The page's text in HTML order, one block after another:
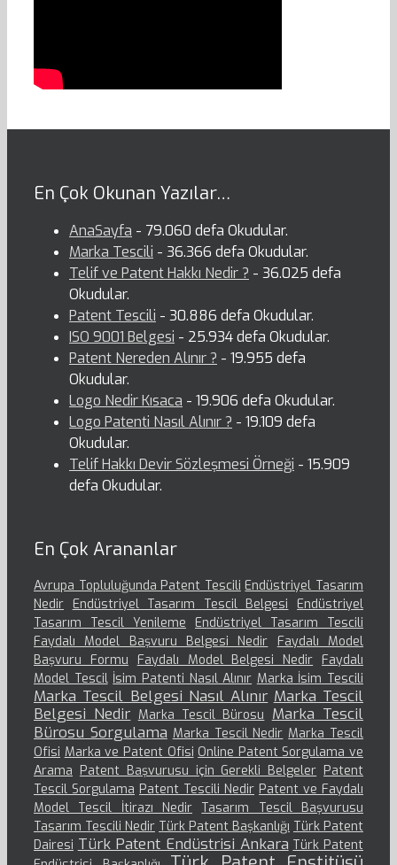
En Çok Okunan Yazılar…
AnaSayfa - 79.060 defa Okudular.
Marka Tescili - 36.366 defa Okudular.
Telif ve Patent Hakkı Nedir ? - 36.025 defa
Okudular.
Patent Tescili - 30.886 defa Okudular.
ISO 9001 Belgesi - 25.934 defa Okudular.
Patent Nereden Alınır ? - 19.955 defa
Okudular.
Logo Nedir Kısaca - 19.906 defa Okudular.
Logo Patenti Nasıl Alınır ? - 19.109 defa
Okudular.
Telif Hakkı Devir Sözleşmesi Örneği - 15.909
defa Okudular.
En Çok Arananlar
Avrupa Topluluğunda Patent Tescili Endüstriyel Tasarım
Nedir Endüstriyel Tasarım Tescil Belgesi
Endüstriyel
Tasarım Tescil Yenileme
Endüstriyel Tasarım Tescili
Faydalı Model Başvuru Belgesi Nedir
Faydalı Model
Başvuru Formu
Faydalı Model Belgesi Nedir Faydalı
Model Tescil İsim Patenti Nasıl Alınır Marka İsim Tescili
Marka Tescil Belgesi Nasıl Alınır Marka Tescil
Belgesi Nedir Marka Tescil Bürosu Marka Tescil
Bürosu Sorgulama Marka Tescil Nedir Marka Tescil
Ofisi Marka ve Patent Ofisi Online Patent Sorgulama ve
Arama Patent Başvurusu için Gerekli Belgeler Patent
Tescil Sorgulama Patent Tescili Nedir Patent ve Faydalı
Model Tescil İtirazı Nedir Tasarım Tescil Başvurusu
Tasarım Tescili Nedir Türk Patent Başkanlığı Türk Patent
Dairesi Türk Patent Endüstrisi Ankara Türk Patent